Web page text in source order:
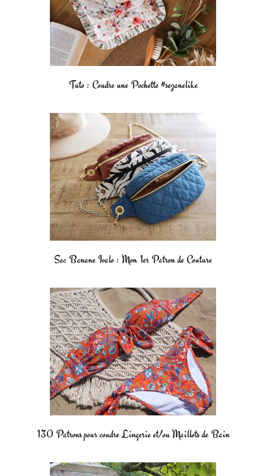
Tuto : Coudre une Pochette #sezanelike
Sac Banane Ivalo : Mon 1er Patron de Couture
130 Patrons pour coudre Lingerie et/ou Maillots de Bain